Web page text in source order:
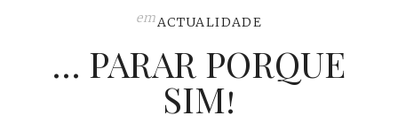
emACTUALIDADE
… PARAR PORQUE
SIM!